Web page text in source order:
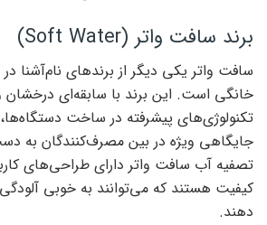
برند سافت واتر (Soft Water)
سافت واتر یکی دیگر از برندهای نام‌آشنا در
خانگی است. این برند با سابقه‌ای درخشان
تکنولوژی‌های پیشرفته در ساخت
جایگاهی ویژه در بین مصرف‌کنندگان به
تصفیه آب سافت واتر دارای طراحی‌های
کیفیت هستند که می‌توانند به خوبی
دهند.